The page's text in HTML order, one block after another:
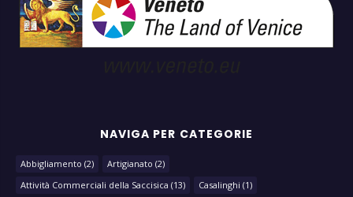
NAVIGA PER CATEGORIE
Abbigliamento (2) Artigianato (2)
Attività Commerciali della Saccisica (13) Casalinghi (1)